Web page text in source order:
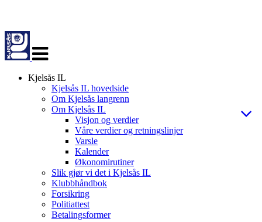
navigasjon
Kjelsås IL
Kjelsås IL hovedside
Om Kjelsås langrenn
Om Kjelsås IL
Visjon og verdier
Våre verdier og retningslinjer
Varsle
Kalender
Økonomirutiner
Slik gjør vi det i Kjelsås IL
Klubbhåndbok
Forsikring
Politiattest
Betalingsformer